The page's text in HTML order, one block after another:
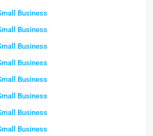
Business
Business
Business
Business
Business
Business
Business
Business